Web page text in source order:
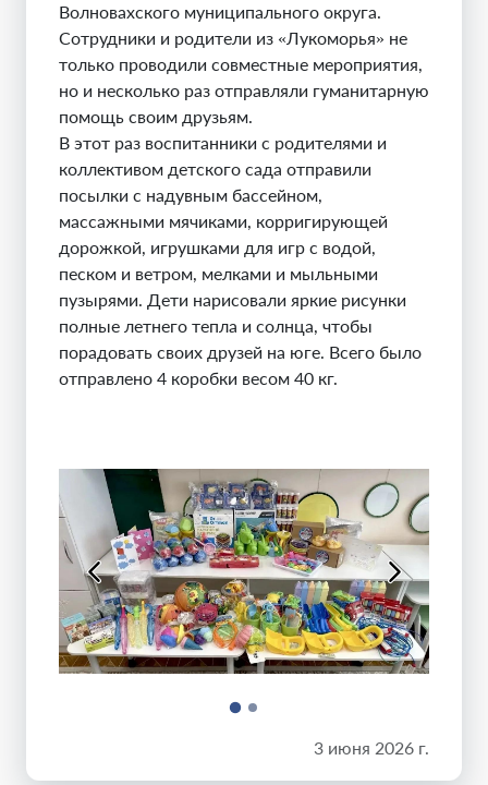
Волновахского муниципального округа.
Сотрудники и родители из «Лукоморья» не
только проводили совместные мероприятия,
но и несколько раз отправляли гуманитарную
помощь своим друзьям.
В этот раз воспитанники с родителями и
коллективом детского сада отправили
посылки с надувным бассейном,
массажными мячиками, корригирующей
дорожкой, игрушками для игр с водой,
песком и ветром, мелками и мыльными
пузырями. Дети нарисовали яркие рисунки
полные летнего тепла и солнца, чтобы
порадовать своих друзей на юге. Всего было
отправлено 4 коробки весом 40 кг.
3 июня 2026 г.